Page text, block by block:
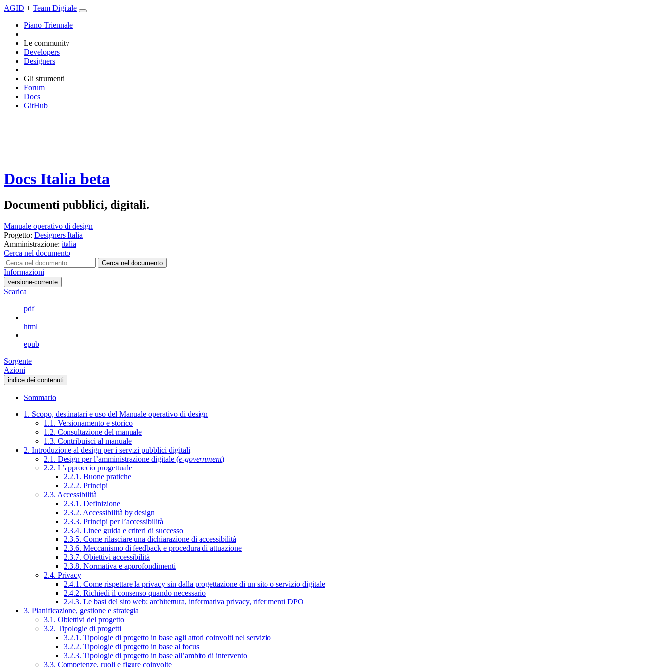
AGID + Team Digitale
Piano Triennale
Le community
Developers
Designers
Gli strumenti
Forum
Docs
GitHub
Docs Italia beta
Documenti pubblici, digitali.
Manuale operativo di design
Progetto: Designers Italia
Amministrazione: italia
Cerca nel documento
Cerca nel documento
Informazioni
versione-corrente
Scarica
pdf
html
epub
Sorgente
Azioni
indice dei contenuti
Sommario
1. Scopo, destinatari e uso del Manuale operativo di design
1.1. Versionamento e storico
1.2. Consultazione del manuale
1.3. Contribuisci al manuale
2. Introduzione al design per i servizi pubblici digitali
2.1. Design per l’amministrazione digitale (e-government)
2.2. L’approccio progettuale
2.2.1. Buone pratiche
2.2.2. Principi
2.3. Accessibilità
2.3.1. Definizione
2.3.2. Accessibilità by design
2.3.3. Principi per l’accessibilità
2.3.4. Linee guida e criteri di successo
2.3.5. Come rilasciare una dichiarazione di accessibilità
2.3.6. Meccanismo di feedback e procedura di attuazione
2.3.7. Obiettivi accessibilità
2.3.8. Normativa e approfondimenti
2.4. Privacy
2.4.1. Come rispettare la privacy sin dalla progettazione di un sito o servizio digitale
2.4.2. Richiedi il consenso quando necessario
2.4.3. Le basi del sito web: architettura, informativa privacy, riferimenti DPO
3. Pianificazione, gestione e strategia
3.1. Obiettivi del progetto
3.2. Tipologie di progetti
3.2.1. Tipologie di progetto in base agli attori coinvolti nel servizio
3.2.2. Tipologie di progetto in base al focus
3.2.3. Tipologie di progetto in base all’ambito di intervento
3.3. Competenze, ruoli e figure coinvolte